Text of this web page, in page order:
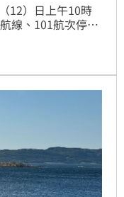
12）日上午10時
線、101航次停
度停航的金門小